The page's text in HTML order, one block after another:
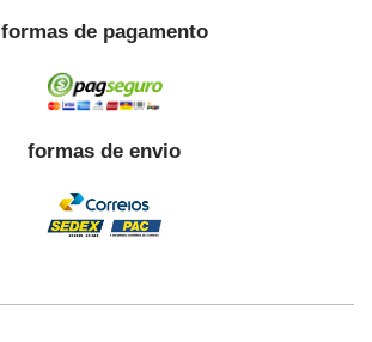
formas de pagamento
formas de envio